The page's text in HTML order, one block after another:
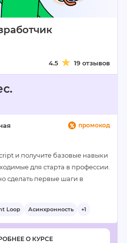
4.5 19 отзывов
промокод
и получите базовые навыки
для старта в профессии.
сделать первые шаги в
Loop Асинхронность +1
О КУРСЕ